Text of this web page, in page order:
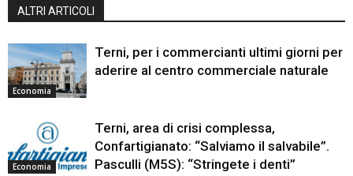
ALTRI ARTICOLI
Economia
Terni, per i commercianti ultimi giorni per
aderire al centro commerciale naturale
Economia
Terni, area di crisi complessa,
Confartigianato: “Salviamo il salvabile”.
Pasculli (M5S): “Stringete i denti”